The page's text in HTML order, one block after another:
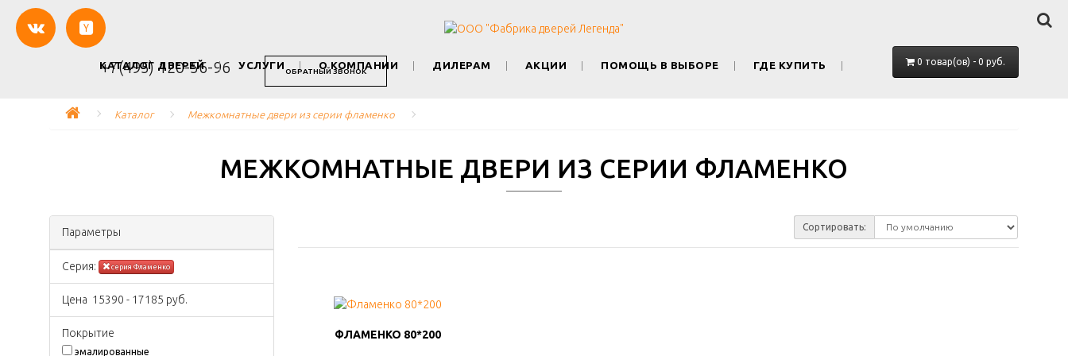
+7(495) 120-56-96 ОБРАТНЫЙ ЗВОНОК
КАТАЛОГ ДВЕРЕЙ УСЛУГИ О КОМПАНИИ ДИЛЕРАМ АКЦИИ ПОМОЩЬ В ВЫБОРЕ ГДЕ КУПИТЬ 0 товар(ов) - 0 руб.
Каталог Межкомнатные двери из серии фламенко
МЕЖКОМНАТНЫЕ ДВЕРИ ИЗ СЕРИИ ФЛАМЕНКО
Параметры
Серия: серия Фламенко
Цена 15390 - 17185 руб.
Покрытиe
эмалированные
Сортировать:
ФЛАМЕНКО 80*200
ФЛАМЕНКО 80*200